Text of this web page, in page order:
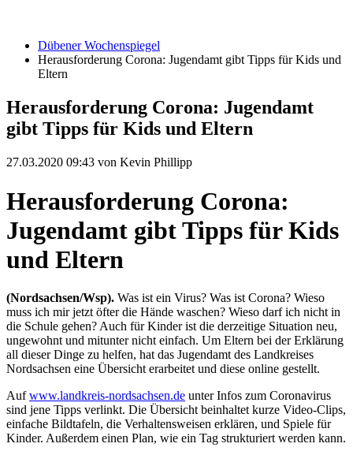
Dübener Wochenspiegel
Herausforderung Corona: Jugendamt gibt Tipps für Kids und
Eltern
Herausforderung Corona: Jugendamt
gibt Tipps für Kids und Eltern
27.03.2020 09:43 von Kevin Phillipp
Herausforderung Corona:
Jugendamt gibt Tipps für Kids
und Eltern
(Nordsachsen/Wsp). Was ist ein Virus? Was ist Corona? Wieso
muss ich mir jetzt öfter die Hände waschen? Wieso darf ich nicht in
die Schule gehen? Auch für Kinder ist die derzeitige Situation neu,
ungewohnt und mitunter nicht einfach. Um Eltern bei der Erklärung
all dieser Dinge zu helfen, hat das Jugendamt des Landkreises
Nordsachsen eine Übersicht erarbeitet und diese online gestellt.
Aufwww.landkreis-nordsachsen.de unter Infos zum Coronavirus
sind jene Tipps verlinkt. Die Übersicht beinhaltet kurze Video-Clips,
einfache Bildtafeln, die Verhaltensweisen erklären, und Spiele für
Kinder. Außerdem einen Plan, wie ein Tag strukturiert werden kann.